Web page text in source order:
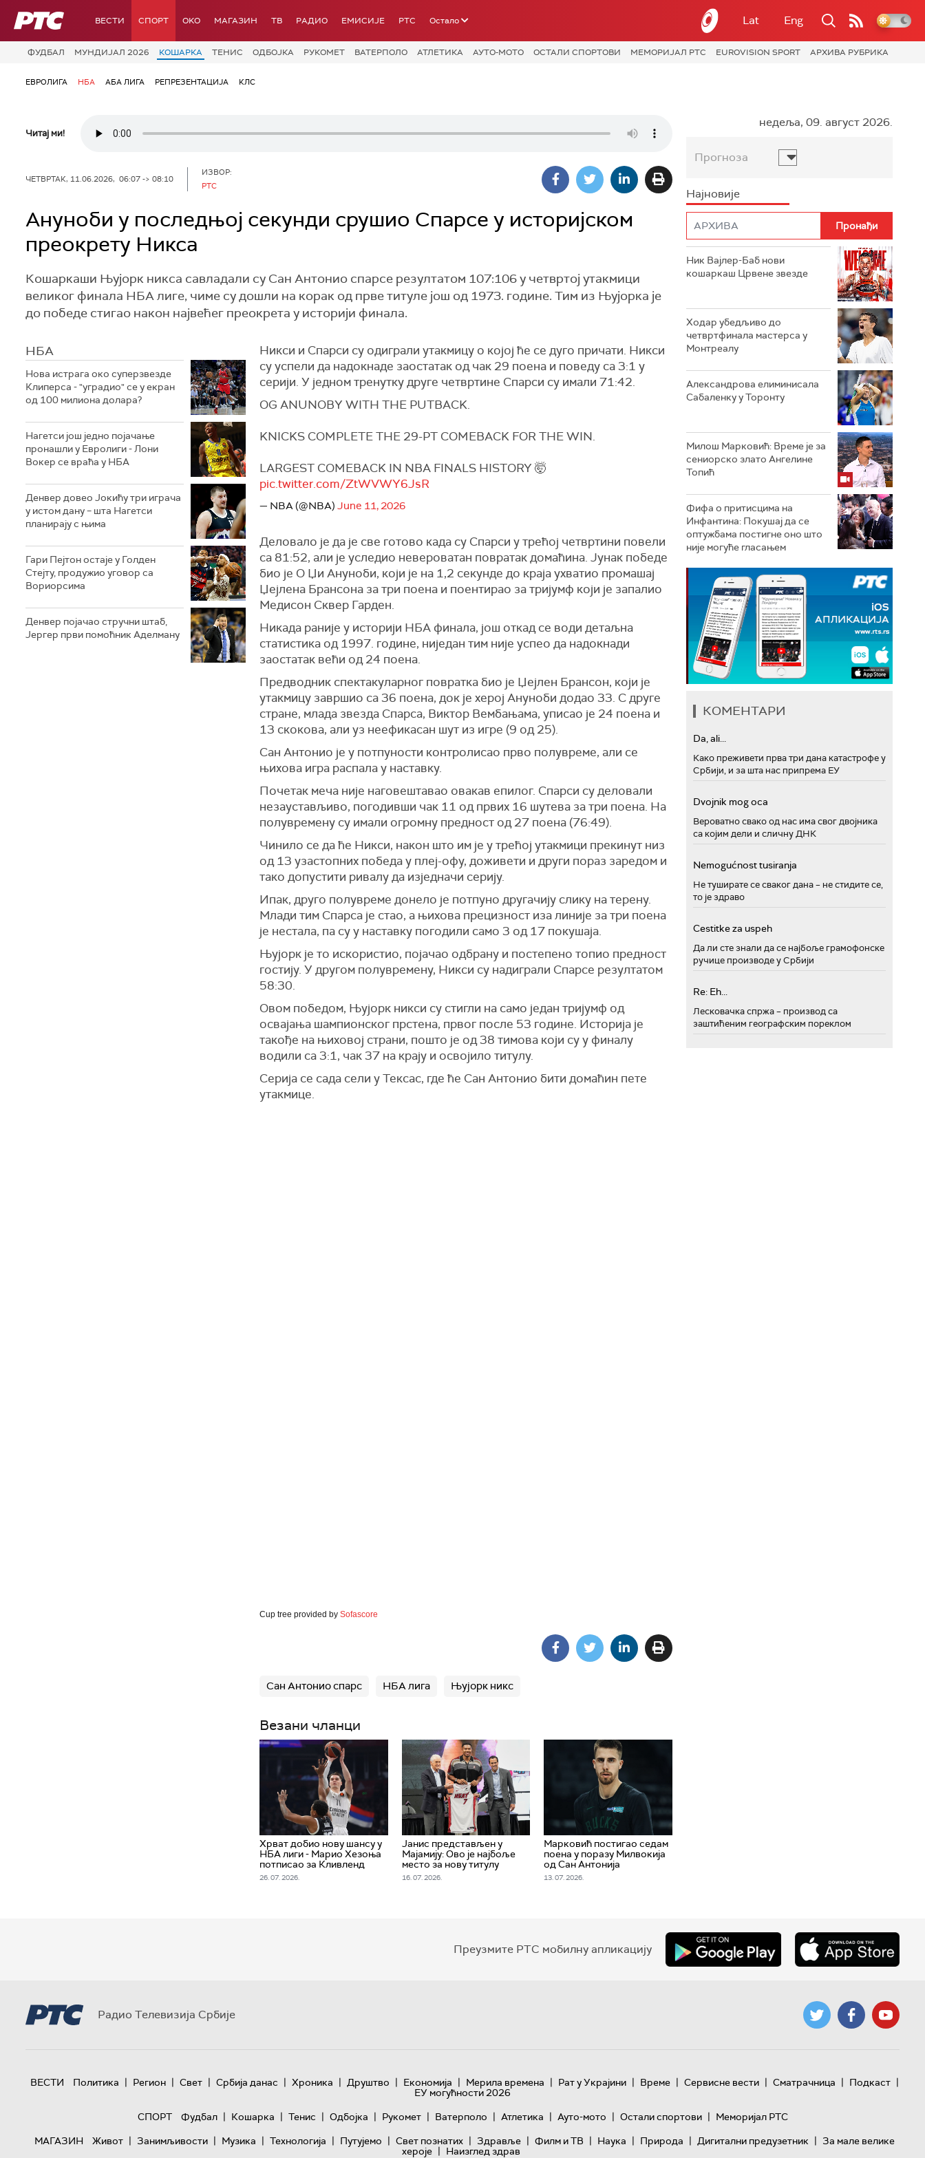
РТС ВЕСТИ СПОРТ OKO МАГАЗИН ТВ РАДИО ЕМИСИЈЕ РТС Остало Lat Eng
ФУДБАЛ МУНДИЈАЛ 2026 КОШАРКА ТЕНИС ОДБОЈКА РУКОМЕТ ВАТЕРПОЛО АТЛЕТИКА АУТО-МОТО ОСТАЛИ СПОРТОВИ МЕМОРИЈАЛ РТС EUROVISION SPORT АРХИВА РУБРИКА
ЕВРОЛИГА НБА АБА ЛИГА РЕПРЕЗЕНТАЦИЈА КЛС
Читај ми!
ЧЕТВРТАК, 11.06.2026, 06:07 -> 08:10
ИЗВОР:
РТС
Ануноби у последњој секунди срушио Спарсе у историјском
преокрету Никса
Кошаркаши Њујорк никса савладали су Сан Антонио спарсе резултатом 107:106 у четвртој утакмици
великог финала НБА лиге, чиме су дошли на корак од прве титуле још од 1973. године. Тим из Њујорка је
до победе стигао након највећег преокрета у историји финала.
НБА
Нова истрага око суперзвезде
Клиперса - "уградио" се у екран
од 100 милиона долара?
Нагетси још једно појачање
пронашли у Евролиги - Лони
Вокер се враћа у НБА
Денвер довео Јокићу три играча
у истом дану – шта Нагетси
планирају с њима
Гари Пејтон остаје у Голден
Стејту, продужио уговор са
Вориорсима
Денвер појачао стручни штаб,
Јергер први помоћник Аделману
Никси и Спарси су одиграли утакмицу о којој ће се дуго причати. Никси
су успели да надокнаде заостатак од чак 29 поена и поведу са 3:1 у
серији. У једном тренутку друге четвртине Спарси су имали 71:42.
OG ANUNOBY WITH THE PUTBACK.
KNICKS COMPLETE THE 29-PT COMEBACK FOR THE WIN.
LARGEST COMEBACK IN NBA FINALS HISTORY 🤯
pic.twitter.com/ZtWVWY6JsR
— NBA (@NBA) June 11, 2026
Деловало је да је све готово када су Спарси у трећој четвртини повели
са 81:52, али је уследио невероватан повратак домаћина. Јунак победе
био је О Џи Ануноби, који је на 1,2 секунде до краја ухватио промашај
Џејлена Брансона за три поена и поентирао за тријумф који је запалио
Медисон Сквер Гарден.
Никада раније у историји НБА финала, још откад се води детаљна
статистика од 1997. године, ниједан тим није успео да надокнади
заостатак већи од 24 поена.
Предводник спектакуларног повратка био је Џејлен Брансон, који је
утакмицу завршио са 36 поена, док је херој Ануноби додао 33. С друге
стране, млада звезда Спарса, Виктор Вембањама, уписао је 24 поена и
13 скокова, али уз неефикасан шут из игре (9 од 25).
Сан Антонио је у потпуности контролисао прво полувреме, али се
њихова игра распала у наставку.
Почетак меча није наговештавао овакав епилог. Спарси су деловали
незаустављиво, погодивши чак 11 од првих 16 шутева за три поена. На
полувремену су имали огромну предност од 27 поена (76:49).
Чинило се да ће Никси, након што им је у трећој утакмици прекинут низ
од 13 узастопних победа у плеј-офу, доживети и други пораз заредом и
тако допустити ривалу да изједначи серију.
Ипак, друго полувреме донело је потпуно другачију слику на терену.
Млади тим Спарса је стао, а њихова прецизност иза линије за три поена
је нестала, па су у наставку погодили само 3 од 17 покушаја.
Њујорк је то искористио, појачао одбрану и постепено топио предност
гостију. У другом полувремену, Никси су надиграли Спарсе резултатом
58:30.
Овом победом, Њујорк никси су стигли на само један тријумф од
освајања шампионског прстена, првог после 53 године. Историја је
такође на њиховој страни, пошто је од 38 тимова који су у финалу
водили са 3:1, чак 37 на крају и освојило титулу.
Серија се сада сели у Тексас, где ће Сан Антонио бити домаћин пете
утакмице.
Cup tree provided by Sofascore
Сан Антонио спарс НБА лига Њујорк никс
Везани чланци
Хрват добио нову шансу у
НБА лиги - Марио Хезоња
потписао за Кливленд
26. 07. 2026.
Јанис представљен у
Мајамију: Ово је најбоље
место за нову титулу
16. 07. 2026.
Марковић постигао седам
поена у поразу Милвокија
од Сан Антонија
13. 07. 2026.
недеља, 09. август 2026.
Прогноза
Најновије
Ник Вајлер-Баб нови
кошаркаш Црвене звезде
Ходар убедљиво до
четвртфинала мастерса у
Монтреалу
Александрова елиминисала
Сабаленку у Торонту
Милош Марковић: Време је за
сениорско злато Ангелине
Топић
Фифа о притисцима на
Инфантина: Покушај да се
оптужбама постигне оно што
није могуће гласањем
КОМЕНТАРИ
Da, ali...
Како преживети прва три дана катастрофе у
Србији, и за шта нас припрема ЕУ
Dvojnik mog oca
Вероватно свако од нас има свог двојника
са којим дели и сличну ДНК
Nemogućnost tusiranja
Не туширате се сваког дана – не стидите се,
то је здраво
Cestitke za uspeh
Да ли сте знали да се најбоље грамофонске
ручице производе у Србији
Re: Eh...
Лесковачка спржа – производ са
заштићеним географским пореклом
Преузмите РТС мобилну апликацију
Радио Телевизија Србије
ВЕСТИ Политика | Регион | Свет | Србија данас | Хроника | Друштво | Економија | Мерила времена | Рат у Украјини | Време | Сервисне вести | Сматрачница | Подкаст |
ЕУ могућности 2026
СПОРТ
Фудбал | Кошарка | Тенис | Одбојка | Рукомет | Ватерполо | Атлетика | Ауто-мото | Остали спортови | Меморијал РТС
МАГАЗИН
Живот | Занимљивости | Музика | Технологијa | Путујемо | Свет познатих | Здравље | Филм и ТВ | Наука | Природа | Дигитални предузетник | За мале велике
хероје | Наизглед здрав